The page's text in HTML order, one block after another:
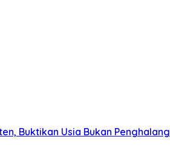
Buktikan Usia Bukan Penghalang